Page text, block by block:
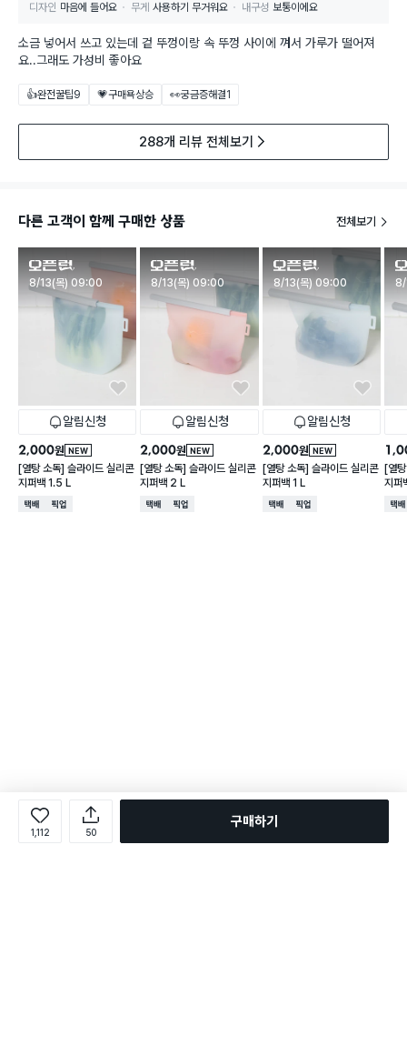
디자인 마음에 들어요 무게 사용하기 무거워요 내구성 보통이에요
소금 넣어서 쓰고 있는데 겉 뚜껑이랑 속 뚜껑 사이에 껴서 가루가 떨어져
요..그래도 가성비 좋아요
👍완전꿀팁9 💗구매욕상승 👀궁금증해결1
288개 리뷰 전체보기
다른 고객이 함께 구매한 상품 전체보기
판매시작
8/13(목) 09:00
알림신청
NEW
2,000원
[열탕 소독] 슬라이드 실리콘
지퍼백 1.5 L
택배배송매장픽업
판매시작
8/13(목) 09:00
알림신청
NEW
2,000원
[열탕 소독] 슬라이드 실리콘
지퍼백 2 L
택배배송매장픽업
판매시작
8/13(목) 09:00
알림신청
NEW
2,000원
[열탕 소독] 슬라이드 실리콘
지퍼백 1 L
택배배송매장픽업
8/
[열
지
택배
1,112 50
구매하기